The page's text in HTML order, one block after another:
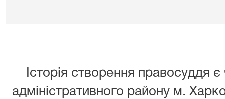
Історія створення правосуддя є
адміністративного району м.